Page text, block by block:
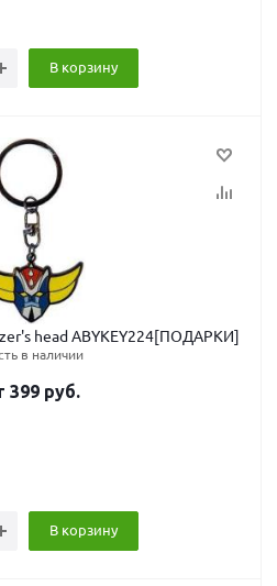
В корзину
head ABYKEY224[ПОДАРКИ]
в наличии
399 руб.
В корзину